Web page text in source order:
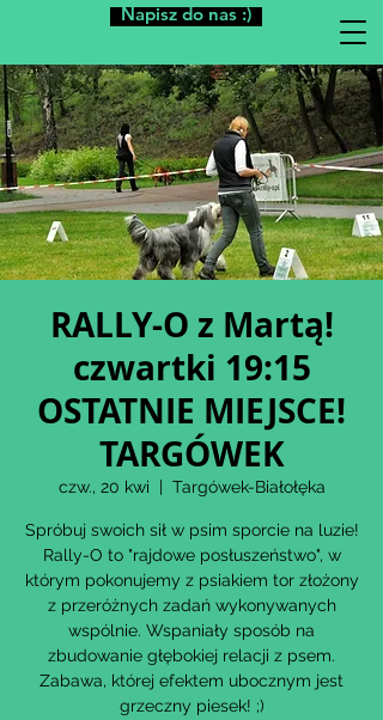
Napisz do nas :)
RALLY-O z Martą!
czwartki 19:15
OSTATNIE MIEJSCE!
TARGÓWEK
czw., 20 kwi
  |
Targówek-Białołęka
Spróbuj swoich sił w psim sporcie na luzie!
Rally-O to "rajdowe posłuszeństwo", w
którym pokonujemy z psiakiem tor złożony
z przeróżnych zadań wykonywanych
wspólnie. Wspaniały sposób na
zbudowanie głębokiej relacji z psem.
Zabawa, której efektem ubocznym jest